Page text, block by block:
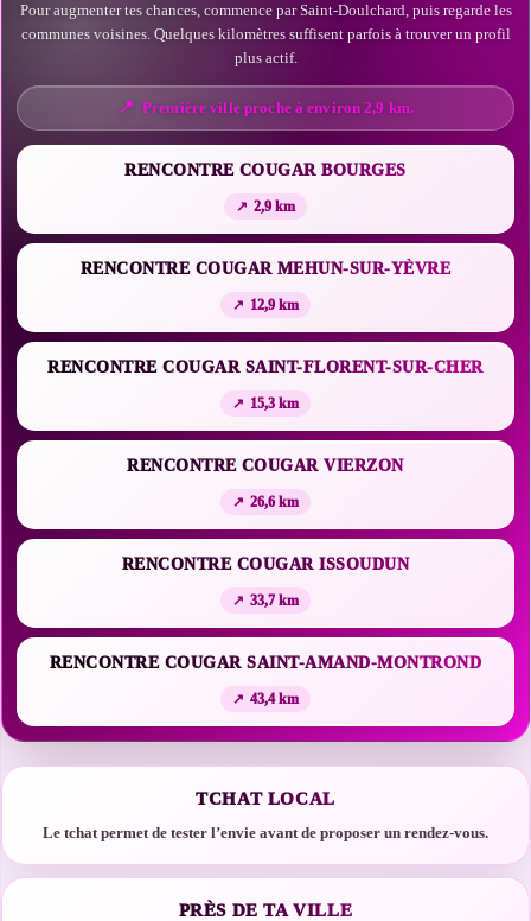
Pour augmenter tes chances, commence par Saint-Doulchard, puis regarde les
communes voisines. Quelques kilomètres suffisent parfois à trouver un profil
plus actif.
Première ville proche à environ 2,9 km.
RENCONTRE COUGAR BOURGES
2,9 km
RENCONTRE COUGAR MEHUN-SUR-YÈVRE
12,9 km
RENCONTRE COUGAR SAINT-FLORENT-SUR-CHER
15,3 km
RENCONTRE COUGAR VIERZON
26,6 km
RENCONTRE COUGAR ISSOUDUN
33,7 km
RENCONTRE COUGAR SAINT-AMAND-MONTROND
43,4 km
TCHAT LOCAL
Le tchat permet de tester l’envie avant de proposer un rendez-vous.
PRÈS DE TA VILLE